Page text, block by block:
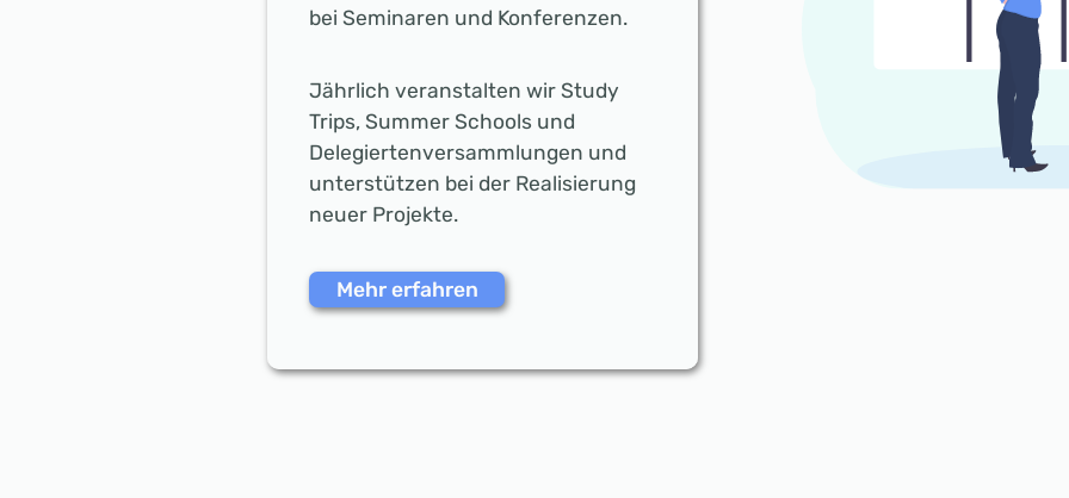
bei Seminaren und Konferenzen.
Jährlich veranstalten wir Study
Trips, Summer Schools und
Delegiertenversammlungen und
unterstützen bei der Realisierung
neuer Projekte.
Mehr erfahren